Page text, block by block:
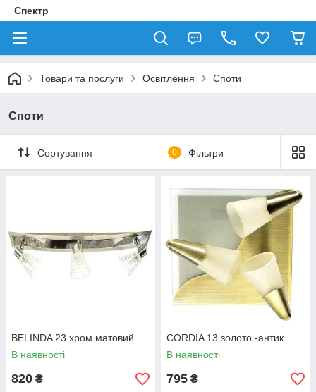
Спектр
Товари та послуги Освітлення Споти
Споти
Сортування 0 Фільтри
BELINDA 23 хром матовий
В наявності
820 ₴
CORDIA 13 золото -антик
В наявності
795 ₴